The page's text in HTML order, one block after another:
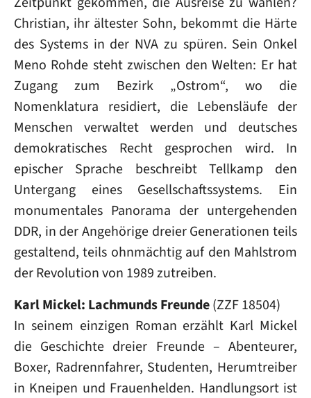
Christian, ihr ältester Sohn, bekommt die Härte
des Systems in der NVA zu spüren. Sein Onkel
Meno Rohde steht zwischen den Welten: Er hat
Zugang zum Bezirk „Ostrom“, wo die
Nomenklatura residiert, die Lebensläufe der
Menschen verwaltet werden und deutsches
demokratisches Recht gesprochen wird. In
epischer Sprache beschreibt Tellkamp den
Untergang eines Gesellschaftssystems. Ein
monumentales Panorama der untergehenden
DDR, in der Angehörige dreier Generationen teils
gestaltend, teils ohnmächtig auf den Mahlstrom
der Revolution von 1989 zutreiben.
Karl Mickel: Lachmunds Freunde(ZZF 18504)
In seinem einzigen Roman erzählt Karl Mickel
die Geschichte dreier Freunde – Abenteurer,
Boxer, Radrennfahrer, Studenten, Herumtreiber
in Kneipen und Frauenhelden. Handlungsort ist